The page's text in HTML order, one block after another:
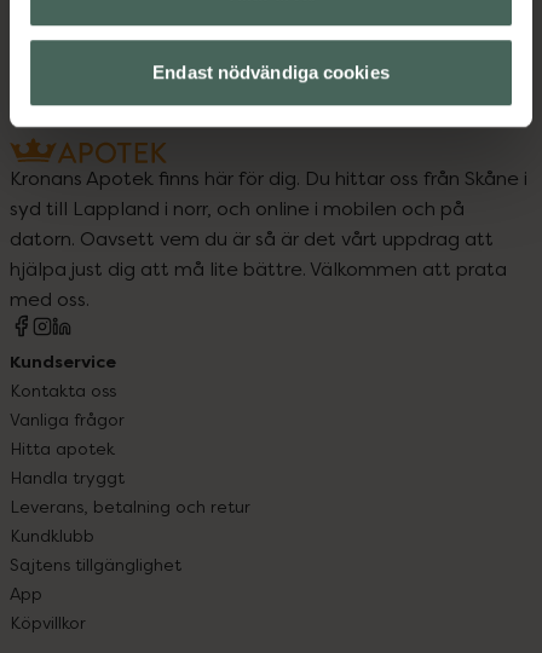
Endast nödvändiga cookies
Kronans Apotek finns här för dig. Du hittar oss från Skåne i
syd till Lappland i norr, och online i mobilen och på
datorn. Oavsett vem du är så är det vårt uppdrag att
hjälpa just dig att må lite bättre. Välkommen att prata
med oss.
Kundservice
Kontakta oss
Vanliga frågor
Hitta apotek
Handla tryggt
Leverans, betalning och retur
Kundklubb
Sajtens tillgänglighet
App
Köpvillkor